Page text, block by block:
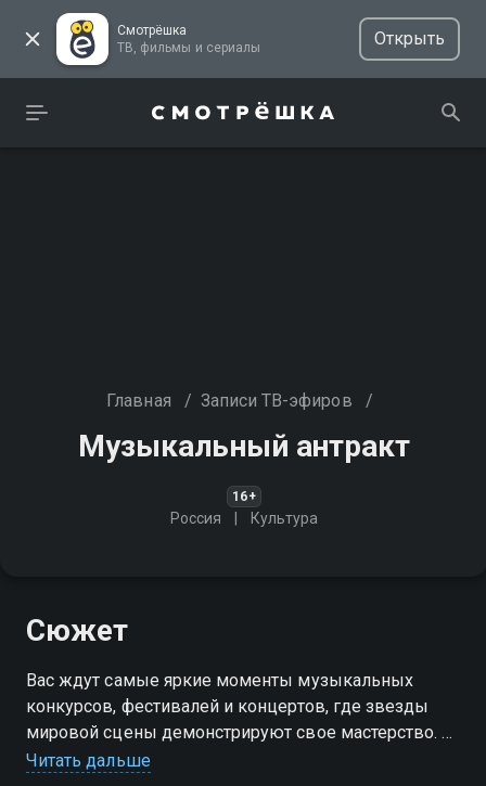
Смотрёшка
ТВ, фильмы и сериалы
Открыть
Главная / Записи ТВ-эфиров /
Музыкальный антракт
16+
Россия Культура
Сюжет
Вас ждут самые яркие моменты музыкальных
конкурсов, фестивалей и концертов, где звезды
мировой сцены демонстрируют свое мастерство. От
классических арий до современных хитов - каждый
Читать дальше